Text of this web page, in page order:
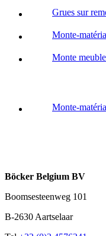
Grues sur
Monte-
Monte
Monte-
Böcker Belgium BV
Boomsesteenweg 101
B-2630 Aartselaar